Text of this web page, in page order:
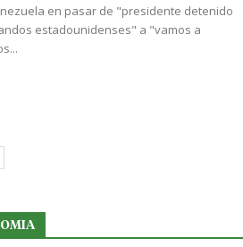
en pasar de "presidente detenido
estadounidenses" a "vamos a